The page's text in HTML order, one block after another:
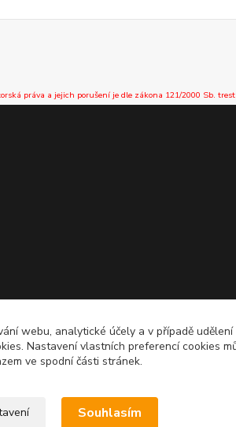
práva a jejich porušení je dle zákona 121/2000 Sb.
webu, analytické účely a v případě
Nastavení vlastních preferencí cookies
ve spodní části stránek.
Souhlasím